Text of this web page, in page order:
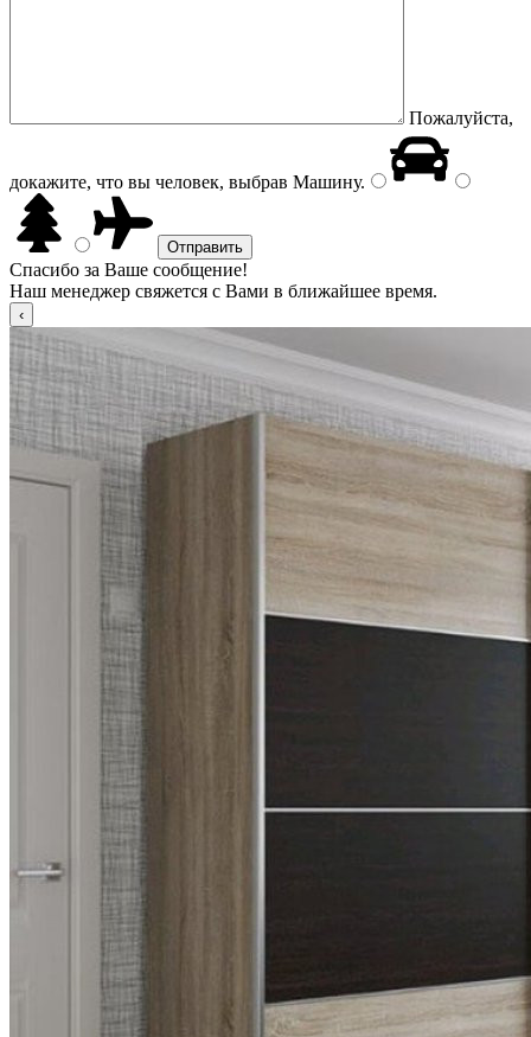
Пожалуйста,
докажите, что вы человек, выбрав Машину.
Спасибо за Ваше сообщение!
Наш менеджер свяжется с Вами в ближайшее время.